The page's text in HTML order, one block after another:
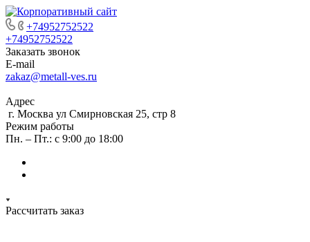
+74952752522
+74952752522
Заказать звонок
E-mail
zakaz@metall-ves.ru
Адрес
г. Москва ул Смирновская 25, стр 8
Режим работы
Пн. – Пт.: с 9:00 до 18:00
Рассчитать заказ